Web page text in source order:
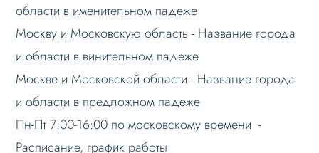
Меню сайта
Блоки / секции сайта
SEO и оптимизация
Лендинги и посадочные страницы
области в именительном падеже
Москву и Московскую область - Название города
и области в винительном падеже
Москве и Московской области - Название города
и области в предложном падеже
Пн-Пт 7:00-16:00 по московскому времени -
Расписание, график работы